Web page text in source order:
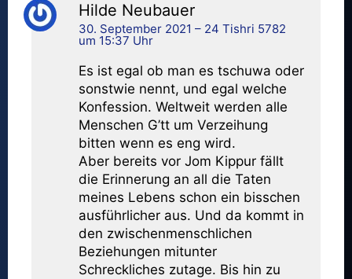
Hilde Neubauer
30. September 2021 – 24 Tishri 5782
um 15:37 Uhr
Es ist egal ob man es tschuwa oder
sonstwie nennt, und egal welche
Konfession. Weltweit werden alle
Menschen G’tt um Verzeihung
bitten wenn es eng wird.
Aber bereits vor Jom Kippur fällt
die Erinnerung an all die Taten
meines Lebens schon ein bisschen
ausführlicher aus. Und da kommt in
den zwischenmenschlichen
Beziehungen mitunter
Schreckliches zutage. Bis hin zu